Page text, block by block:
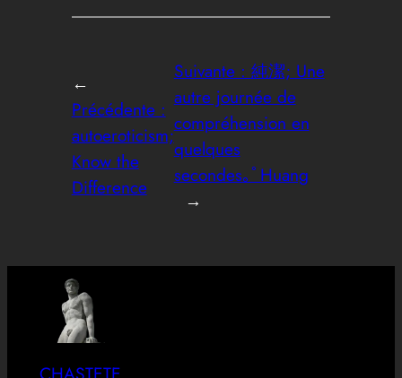
←
Précédente :
autoeroticism;
Know the
Difference
Suivante : 純潔; Une
autre journée de
compréhension en
quelques
secondes｡ﾟHuang
→